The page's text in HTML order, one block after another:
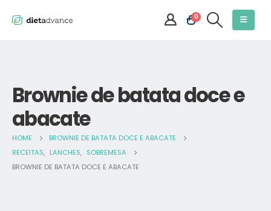
0
Brownie de batata doce e
abacate
HOME
BROWNIE DE BATATA DOCE E ABACATE
RECEITAS, LANCHES, SOBREMESA
BROWNIE DE BATATA DOCE E ABACATE